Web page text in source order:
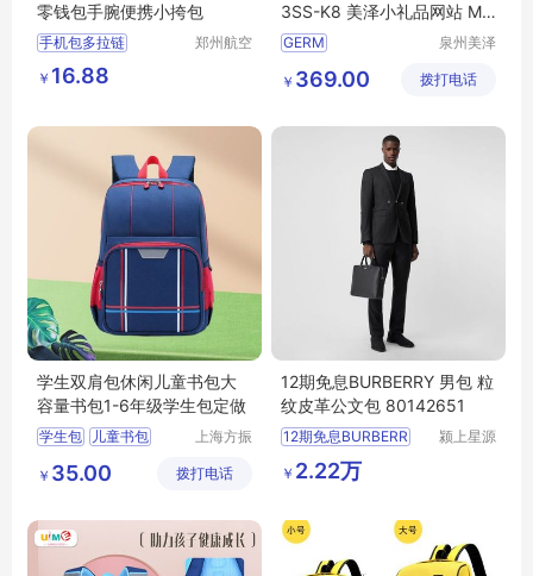
零钱包手腕便携小挎包
手机包多拉链
手臂包挂脖子小包
跑步零钱包手腕包
郑州航空
￥ 16.88
3SS-K8 美泽小礼品网站 MY
-YA-(T)-87
GERM
23SS K8 小礼品网站
泉州美泽
公司
￥ 369.00 拨打电话
学生双肩包休闲儿童书包大
容量书包1-6年级学生包定做
学生包 儿童书包
上海方振
有限公司
￥ 35.00 拨打电话
12期免息BURBERRY 男包 粒
纹皮革公文包 80142651
12期免息BURBERR
颍上星源
￥ 2.22万